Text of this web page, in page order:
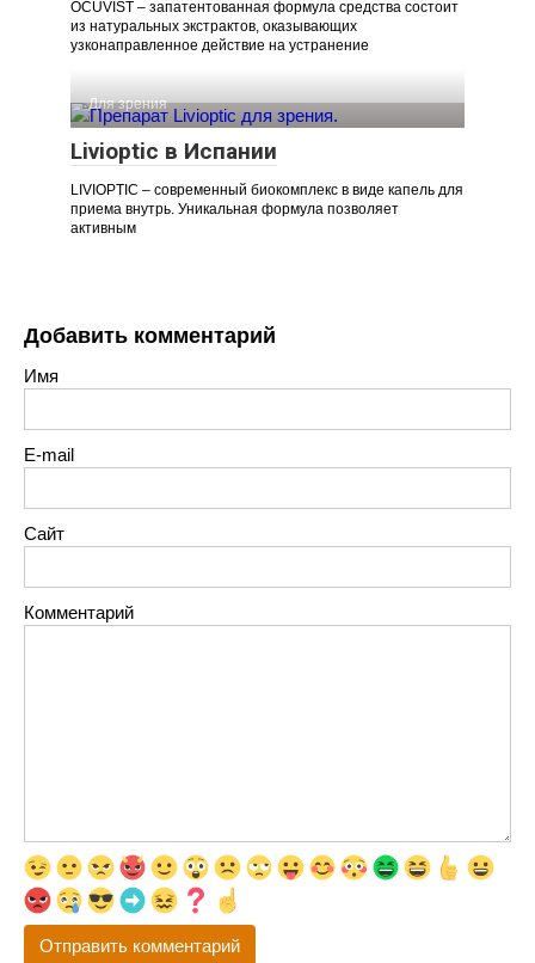
OCUVIST – запатентованная формула средства состоит
из натуральных экстрактов, оказывающих
узконаправленное действие на устранение
Для зрения
Livioptic в Испании
LIVIOPTIC – современный биокомплекс в виде капель для
приема внутрь. Уникальная формула позволяет
активным
Добавить комментарий
Имя
E-mail
Сайт
Комментарий